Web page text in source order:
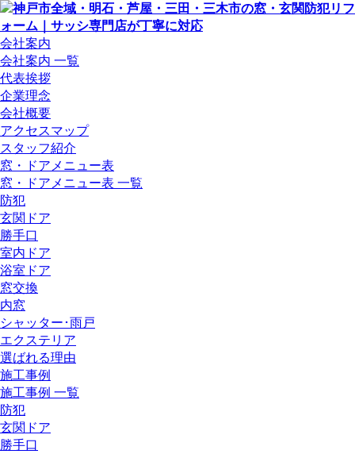
会社案内
会社案内 一覧
代表挨拶
企業理念
会社概要
アクセスマップ
スタッフ紹介
窓・ドアメニュー表
窓・ドアメニュー表 一覧
防犯
玄関ドア
勝手口
室内ドア
浴室ドア
窓交換
内窓
シャッター･雨戸
エクステリア
選ばれる理由
施工事例
施工事例 一覧
防犯
玄関ドア
勝手口